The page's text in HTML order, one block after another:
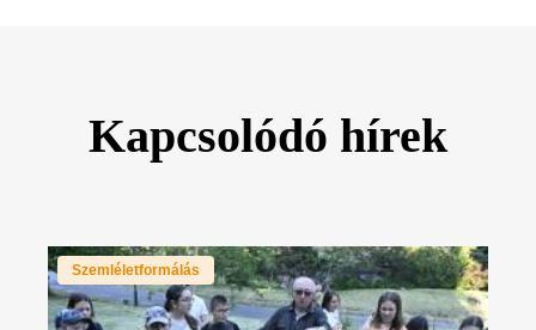
Kapcsolódó hírek
Szemléletformálás